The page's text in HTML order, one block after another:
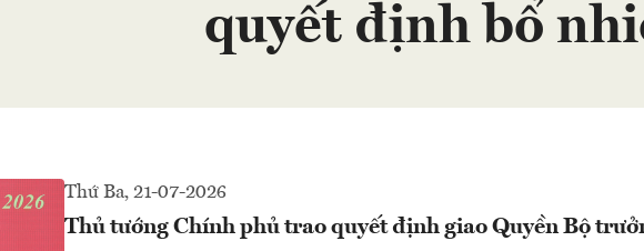
quyết định bổ
Thứ Ba, 21-07-2026
Thủ tướng Chính phủ trao quyết định giao Quyền Bộ